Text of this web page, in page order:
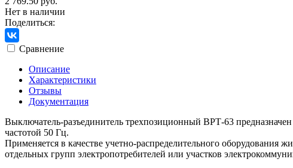
Нет в наличии
Поделиться:
Сравнение
Описание
Характеристики
Отзывы
Документация
Выключатель-разъединитель трехпозиционный ВРТ-63
частотой 50 Гц.
Применяется в качестве учетно-распределительного
отдельных групп электропотребителей или участков